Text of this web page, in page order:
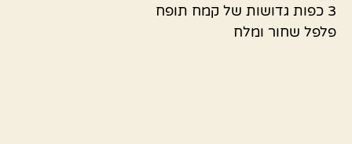
3 כפות גדושות של קמח תופח
פלפל שחור ומלח